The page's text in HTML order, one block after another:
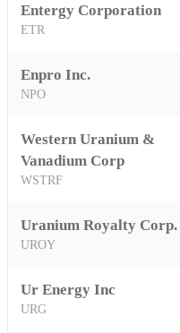
Entergy Corporation
ETR
Enpro Inc.
NPO
Western Uranium &
Vanadium Corp
WSTRF
Uranium Royalty Corp.
UROY
Ur Energy Inc
URG